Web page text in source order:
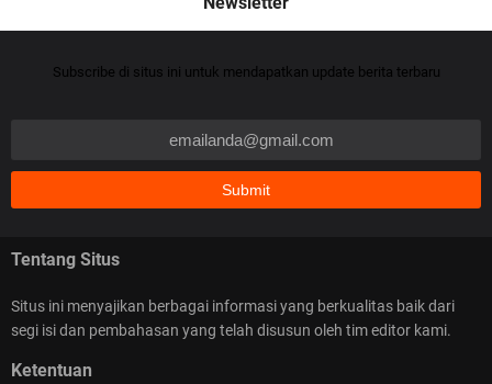
dengan Cheat Jackpot Tersakti
Capture Card Selain Elgato Pilihan Buat Rekam &
Streaming Tanpa Ribet
Subscribe di situs ini untuk mendapatkan update berita terbaru
Tentang Situs
Situs ini menyajikan berbagai informasi yang berkualitas baik dari
segi isi dan pembahasan yang telah disusun oleh tim editor kami.
Ketentuan